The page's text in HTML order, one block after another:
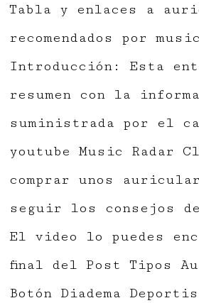
Tabla y enlaces a
recomendados por
Introducción: Esta
resumen con la
suministrada por el
youtube Music Radar
comprar unos
seguir los consejos
El video lo puedes
final del Post Tipos
Botón Diadema